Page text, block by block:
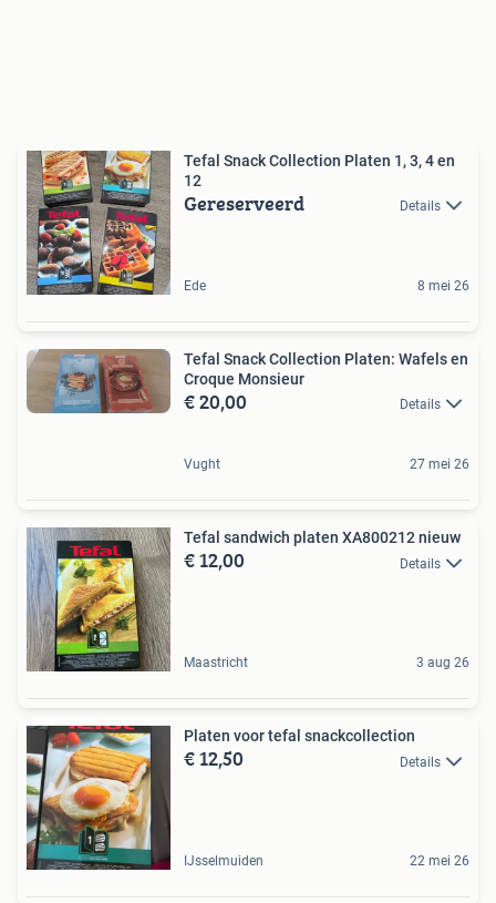
Tefal Snack Collection Platen 1, 3, 4 en
12
Gereserveerd Details
Ede 8 mei 26
Tefal Snack Collection Platen: Wafels en
Croque Monsieur
€ 20,00 Details
Vught 27 mei 26
Tefal sandwich platen XA800212 nieuw
€ 12,00 Details
Maastricht 3 aug 26
Platen voor tefal snackcollection
€ 12,50 Details
IJsselmuiden 22 mei 26